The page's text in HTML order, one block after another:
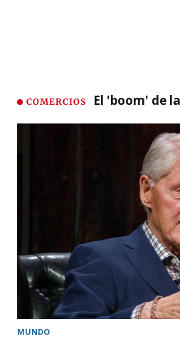
COMERCIOS El 'boom' de
MUNDO